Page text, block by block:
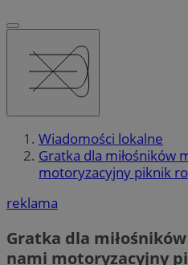
Wiadomości lokalne
Gratka dla miłośników
motoryzacyjny piknik
reklama
Gratka dla
nami motoryzacyjny